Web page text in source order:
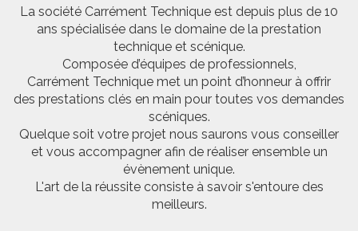
La société Carrément Technique est depuis plus de 10
ans spécialisée dans le domaine de la prestation
technique et scénique.
Composée d’équipes de professionnels,
Carrément Technique met un point d’honneur à offrir
des prestations clés en main pour toutes vos demandes
scéniques.
Quelque soit votre projet nous saurons vous conseiller
et vous accompagner afin de réaliser ensemble un
évènement unique.
L'art de la réussite consiste à savoir s'entoure des
meilleurs.